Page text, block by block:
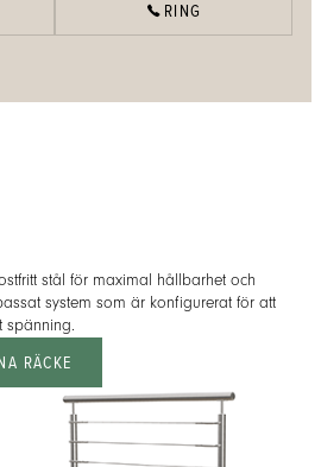
RING
stål för maximal hållbarhet och
system som är konfigurerat för att
spänning.
RÄCKE